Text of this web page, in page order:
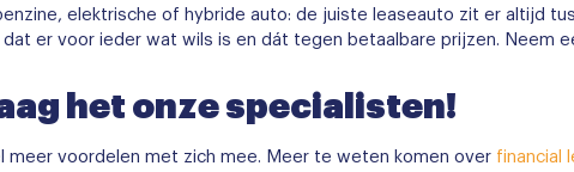
elektrische of hybride auto: de juiste leaseauto zit er altijd
er voor ieder wat wils is en dát tegen betaalbare prijzen. Neem
het onze specialisten!
meer voordelen met zich mee. Meer te weten komen over financial